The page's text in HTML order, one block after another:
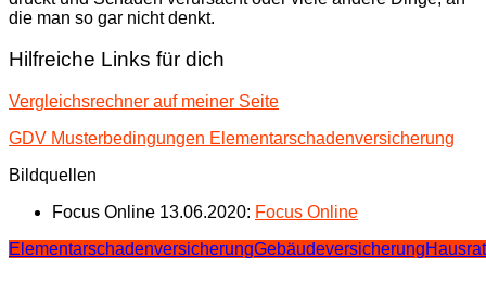
die man so gar nicht denkt.
Hilfreiche Links für dich
Vergleichsrechner auf meiner Seite
GDV Musterbedingungen Elementarschadenversicherung
Bildquellen
Focus Online 13.06.2020: Focus Online
ElementarschadenversicherungGebäudeversicherung